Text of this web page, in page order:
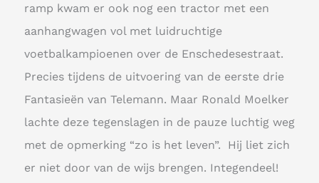
ramp kwam er ook nog een tractor met een
aanhangwagen vol met luidruchtige
voetbalkampioenen over de Enschedesestraat.
Precies tijdens de uitvoering van de eerste drie
Fantasieën van Telemann. Maar Ronald Moelker
lachte deze tegenslagen in de pauze luchtig weg
met de opmerking “zo is het leven”. Hij liet zich
er niet door van de wijs brengen. Integendeel!